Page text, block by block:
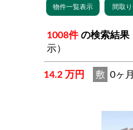
1008件 の検索結果
示）
14.2 万円 敷 0ヶ月